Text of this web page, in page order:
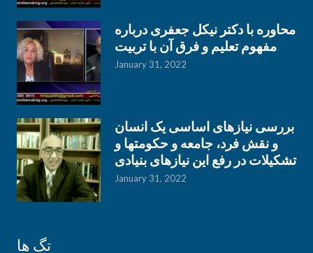
محاوره با دکتر نیکل جعفری درباره
مفهوم تعلیم و فرق آن با تربیت
January 31, 2022
بررسی نیازهای اساسی یک انسان
و نقش فرد، جامعه و حکومتها و
تشکیلات در رفع این نیازهای بنیادی
January 31, 2022
تگ ها